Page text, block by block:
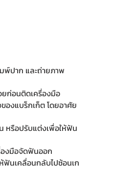
พ์ปาก และถ่ายภาพ
ก่อนติดเครื่องมือ
งแบร็กเก็ต โดยอาศัย
หรือปรับแต่งเพื่อให้ฟัน
งมือจัดฟันออก
ฟันเคลื่อนกลับไปซ้อนเก